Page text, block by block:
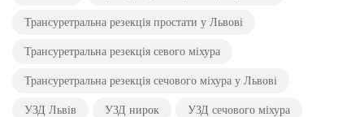
Трансуретральна резекція простати у Львові
Трансуретральна резекція севого міхура
Трансуретральна резекція сечового міхура у Львові
УЗД Львів УЗД нирок УЗД сечового міхура